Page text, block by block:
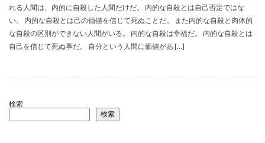
れる人間は、内的に自殺した人間だけだ。 内的な自殺とは自己否定ではな
い。 内的な自殺とは己の価値を信じて死ぬことだ。 また内的な自殺と肉体的
な自殺の区別ができない人間がいる。 内的な自殺は幸福だ。 内的な自殺とは
自己を信じて死ぬ事だ。 自分という人間に価値があ […]
検索
検索